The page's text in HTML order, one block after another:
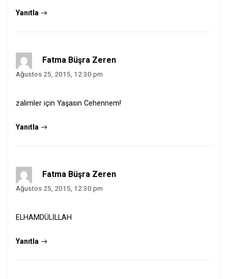
Yanıtla
Fatma Büşra Zeren
Ağustos 25, 2015, 12:30 pm
zalimler için Yaşasın Cehennem!
Yanıtla
Fatma Büşra Zeren
Ağustos 25, 2015, 12:30 pm
ELHAMDÜLİLLAH
Yanıtla